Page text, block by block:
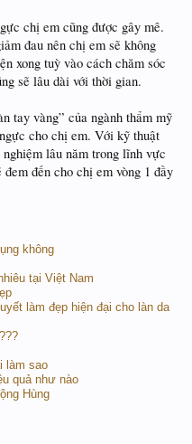
chị em cũng được gây mê.
đau nên chị em sẽ không
xong tuỳ vào cách chăm sóc
sẽ lâu dài với thời gian.
tay vàng” của ngành thẩm mỹ
cho chị em. Với kỹ thuật
lâu năm trong lĩnh vực
đến cho chị em vòng 1 đầy
không
tại Việt Nam
làm đẹp hiện đại cho làn da
làm sao
quả như nào
Hùng